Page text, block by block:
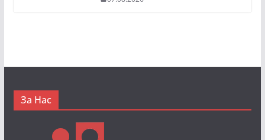
За Нас